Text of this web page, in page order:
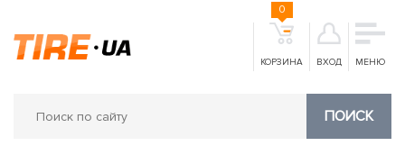
КОРЗИНА
0
ВХОД МЕНЮ
ПОИСК